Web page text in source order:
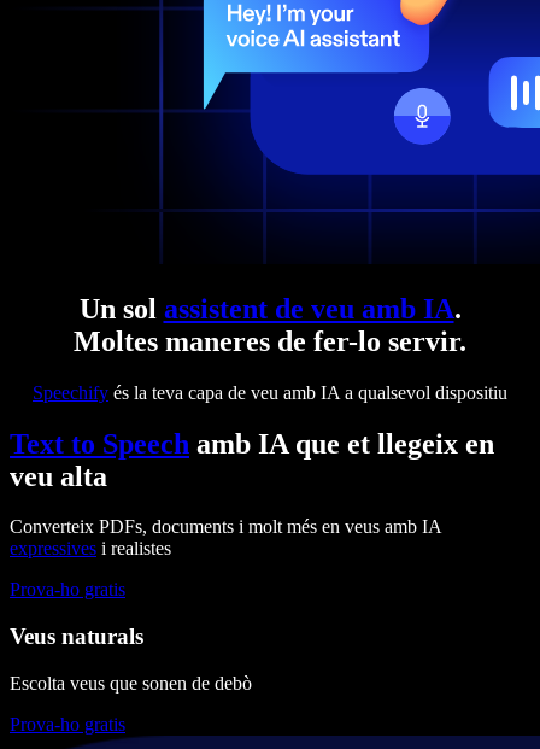
Un sol assistent de veu amb IA.
Moltes maneres de fer-lo servir.
Speechify és la teva capa de veu amb IA a qualsevol dispositiu
Text to Speech amb IA que et llegeix en
veu alta
Converteix PDFs, documents i molt més en veus amb IA
expressives i realistes
Prova-ho gratis
Veus naturals
Escolta veus que sonen de debò
Prova-ho gratis